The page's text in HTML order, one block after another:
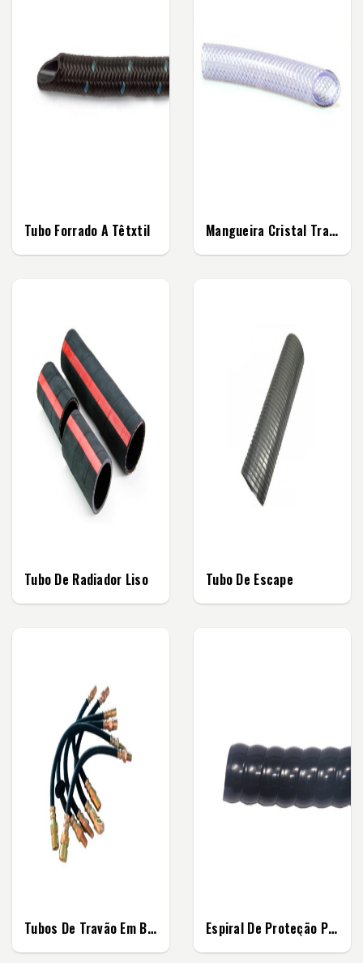
Tubo Forrado A Têtxtil Mangueira Cristal Trançada
Tubo De Radiador Liso Tubo De Escape
Tubos De Travão Em Borracha Espiral De Proteção Plástica